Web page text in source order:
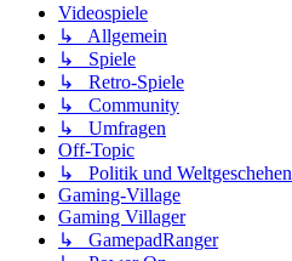
Videospiele
↳ Allgemein
↳ Spiele
↳ Retro-Spiele
↳ Community
↳ Umfragen
Off-Topic
↳ Politik und Weltgeschehen
Gaming-Village
Gaming Villager
↳ GamepadRanger